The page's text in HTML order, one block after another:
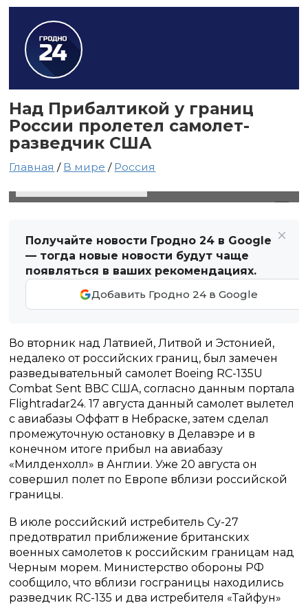
Над Прибалтикой у границ
России пролетел самолет-
разведчик США
Главная / В мире / Россия
Получайте новости Гродно 24 в Google
— тогда новые новости будут чаще
появляться в ваших рекомендациях.
Добавить Гродно 24 в Google
Во вторник над Латвией, Литвой и Эстонией,
недалеко от российских границ, был замечен
разведывательный самолет Boeing RC-135U
Combat Sent ВВС США, согласно данным портала
Flightradar24. 17 августа данный самолет вылетел
с авиабазы Оффатт в Небраске, затем сделал
промежуточную остановку в Делавэре и в
конечном итоге прибыл на авиабазу
«Милденхолл» в Англии. Уже 20 августа он
совершил полет по Европе вблизи российской
границы.
В июле российский истребитель Су-27
предотвратил приближение британских
военных самолетов к российским границам над
Черным морем. Министерство обороны РФ
сообщило, что вблизи госграницы находились
разведчик RC-135 и два истребителя «Тайфун»